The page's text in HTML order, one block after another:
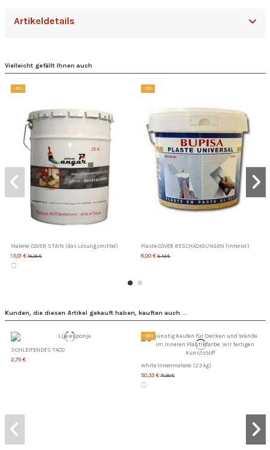
Artikeldetails
Vielleicht gefällt Ihnen auch
-20%
Malerei COVER STAIN (das Lösungsmittel)
13,01 € 16,26 €
-15%
Plaste COVER BESCHÄDIGUNGEN (Interior)
8,00 € 9,42 €
Kunden, die diesen Artikel gekauft haben, kauften auch ...
SCHLEIFENDES TACO
2,75 €
-30%
White Innenmalerei (23 kg)
50,33 € 71,90 €